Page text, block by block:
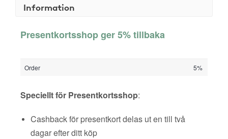
Information
Presentkortsshop ger 5% tillbaka
Order 5%
Speciellt för Presentkortsshop:
Cashback för presentkort delas ut en till två
dagar efter ditt köp